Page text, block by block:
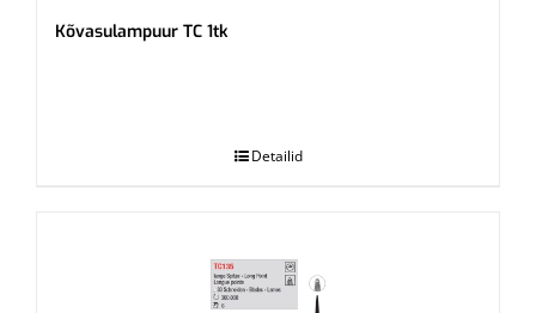
Kõvasulampuur TC 1tk
Detailid